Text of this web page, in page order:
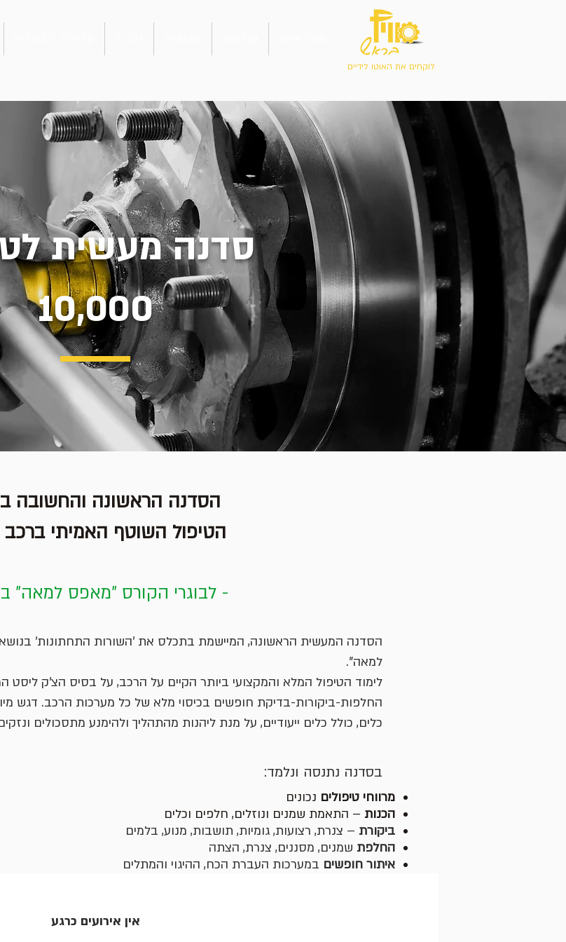
לוקחים את האוטו לידיים
סדנה מעשית
10,000
הסדנה הראשונה והחשובה
הטיפול השוטף האמיתי ברכב
- לבוגרי הקורס "מאפס למאה"
הסדנה המעשית הראשונה, המיישמת בתכלס את 'השורות התחתונות'
למאה".
החלפות-ביקורות-בדיקת חופשים בכיסוי מלא של כל מערכות הרכב. דגש
כלים, כולל כלים ייעודיים, על מנת ליהנות מהתהליך ולהימנע מתסכולים
בסדנה נתנסה ונלמד:
מרווחי טיפולים נכונים
הכנות – התאמת שמנים ונוזלים, חלפים וכלים
ביקורת – צנרת, רצועות, גומיות, תושבות, מנוע, בלמים
החלפת שמנים, מסננים, צנרת, הצתה
איתור חופשים במערכות העברת הכח, ההיגוי והמתלים
אין אירועים כרגע